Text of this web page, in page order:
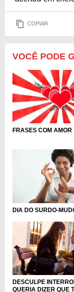
COPIAR
VOCÊ PODE
FRASES COM AMOR
DIA DO SURDO-
DESCULPE
QUERIA DIZER QUE